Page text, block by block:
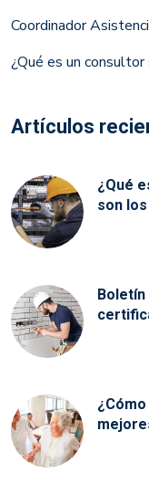
Coordinador
¿Qué es un
Artículos
¿Qué
son